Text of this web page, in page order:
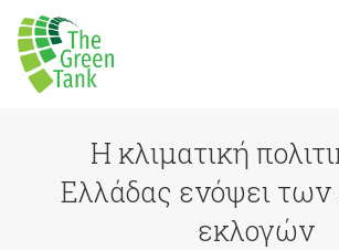
Η κλιματική
Ελλάδας ενόψει
εκλογών